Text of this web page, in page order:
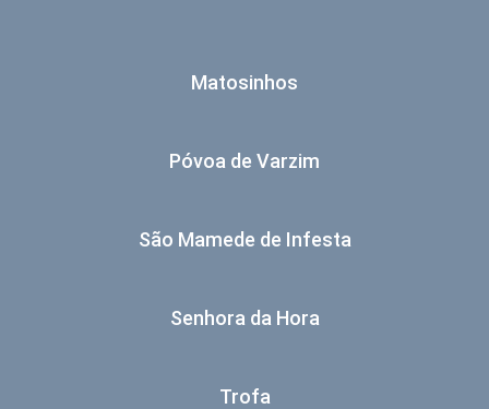
Matosinhos
Póvoa de Varzim
São Mamede de Infesta
Senhora da Hora
Trofa